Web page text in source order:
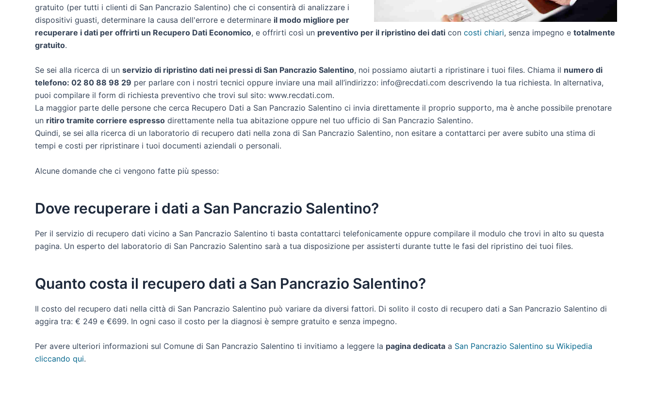
gratuito (per tutti i clienti di San Pancrazio Salentino) che ci consentirà di analizzare i
dispositivi guasti, determinare la causa dell'errore e determinare il modo migliore per
recuperare i dati per offrirti un Recupero Dati Economico, e offrirti così un preventivo per il ripristino dei dati con costi chiari, senza impegno e totalmente
gratuito.
Se sei alla ricerca di un servizio di ripristino dati nei pressi di San Pancrazio Salentino, noi possiamo aiutarti a ripristinare i tuoi files. Chiama il numero di
telefono: 02 80 88 98 29 per parlare con i nostri tecnici oppure inviare una mail all’indirizzo: info@recdati.com descrivendo la tua richiesta. In alternativa,
puoi compilare il form di richiesta preventivo che trovi sul sito: www.recdati.com.
La maggior parte delle persone che cerca Recupero Dati a San Pancrazio Salentino ci invia direttamente il proprio supporto, ma è anche possibile prenotare
un ritiro tramite corriere espresso direttamente nella tua abitazione oppure nel tuo ufficio di San Pancrazio Salentino.
Quindi, se sei alla ricerca di un laboratorio di recupero dati nella zona di San Pancrazio Salentino, non esitare a contattarci per avere subito una stima di
tempi e costi per ripristinare i tuoi documenti aziendali o personali.
Alcune domande che ci vengono fatte più spesso:
Dove recuperare i dati a San Pancrazio Salentino?
Per il servizio di recupero dati vicino a San Pancrazio Salentino ti basta contattarci telefonicamente oppure compilare il modulo che trovi in alto su questa
pagina. Un esperto del laboratorio di San Pancrazio Salentino sarà a tua disposizione per assisterti durante tutte le fasi del ripristino dei tuoi files.
Quanto costa il recupero dati a San Pancrazio Salentino?
Il costo del recupero dati nella città di San Pancrazio Salentino può variare da diversi fattori. Di solito il costo di recupero dati a San Pancrazio Salentino di
aggira tra: € 249 e €699. In ogni caso il costo per la diagnosi è sempre gratuito e senza impegno.
Per avere ulteriori informazioni sul Comune di San Pancrazio Salentino ti invitiamo a leggere la pagina dedicata a San Pancrazio Salentino su Wikipedia
cliccando qui.